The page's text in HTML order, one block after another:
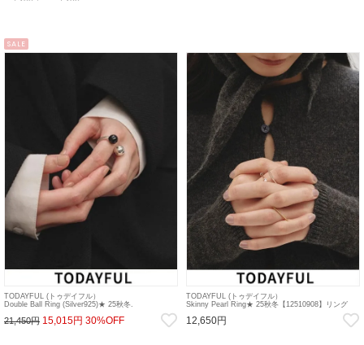
SALE
TODAYFUL (トゥデイフル）
Double Ball Ring (Silver925)★ 25秋冬.
21,450円 15,015円 30%OFF
TODAYFUL (トゥデイフル）
Skinny Pearl Ring★ 25秋冬【12510908】リング
12,650円